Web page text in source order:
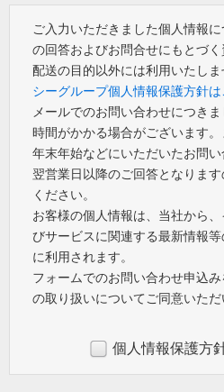
ご入力いただきました個人情報
の回答およびお問合せにもとづ
配送の目的以外には利用いたしま
シーグループ個人情報保護方針は
メールでのお問い合わせにつき
時間がかかる場合がございます
年末年始などにいただいたお問い
翌営業日以降のご回答となりま
ください。
お客様の個人情報は、当社から
びサービスに関連する最新情報
に利用されます。
フォームでのお問い合わせ申込
の取り扱いについてご同意いただ
個人情報保護方